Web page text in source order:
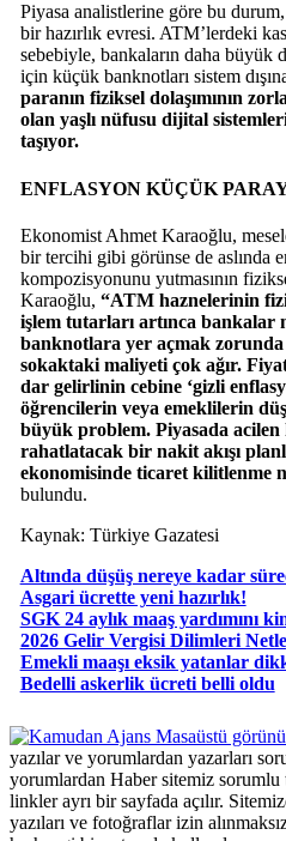
Piyasa analistlerine göre bu
bir hazırlık evresi. ATM’lerdeki
sebebiyle, bankaların daha büyük
için küçük banknotları sistem
paranın fiziksel dolaşımının
olan yaşlı nüfusu dijital
taşıyor.
ENFLASYON KÜÇÜK
Ekonomist Ahmet Karaoğlu,
bir tercihi gibi görünse de aslında
kompozisyonunu yutmasının
Karaoğlu, “ATM haznelerinin
işlem tutarları artınca bankalar
banknotlara yer açmak
sokaktaki maliyeti çok ağır.
dar gelirlinin cebine ‘gizli
öğrencilerin veya emeklilerin
büyük problem. Piyasada
rahatlatacak bir nakit akışı
ekonomisinde ticaret kilitlenme
bulundu.
Kaynak: Türkiye Gazatesi
Altında düşüş nereye kadar
Asgari ücrette yeni hazırlık!
SGK 24 aylık maaş yardımını
2026 Gelir Vergisi Dilimleri
Emekli maaşı eksik yatanlar
Bedelli askerlik ücreti belli oldu
Masaüstü
yazılar ve yorumlardan yazarları
yorumlardan Haber sitemiz
linkler ayrı bir sayfada açılır.
yazıları ve fotoğraflar izin